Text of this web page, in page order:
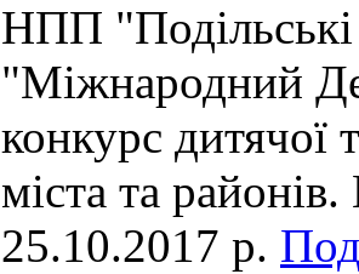
НПП "Подільські
"Міжнародний
конкурс дитячої
міста та
25.10.2017 р.